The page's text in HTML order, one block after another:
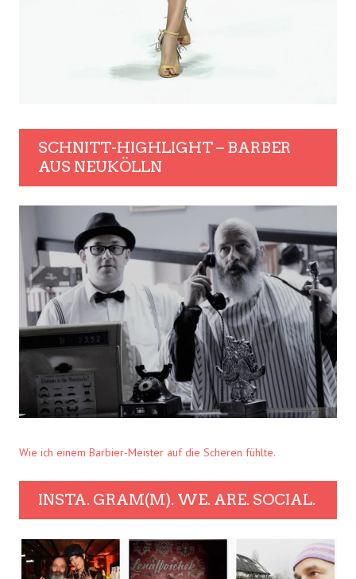
SCHNITT-HIGHLIGHT – BARBER
AUS NEUKÖLLN
Wie ich einem Barbier-Meister auf die Scheren fühlte.
INSTA. GRAM(M). WE. ARE. SOCIAL.